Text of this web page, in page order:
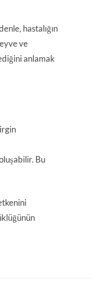
hastalığın
ve
anlamak
Bu